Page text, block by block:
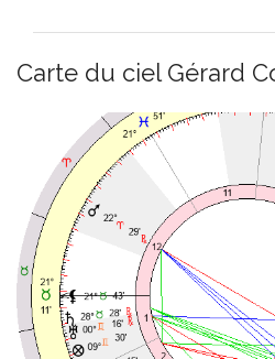
Carte du ciel Gérard